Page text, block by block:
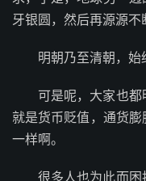
牙银圆，然后再源源不
明朝乃至清朝，始
可是呢，大家也
就是货币贬值，通货
一样啊。
很多人也为此而